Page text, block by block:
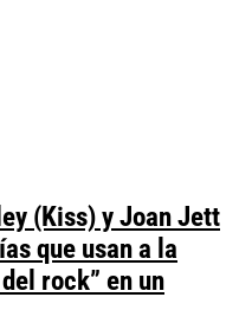
(Kiss) y Joan Jett
que usan a la
rock” en un